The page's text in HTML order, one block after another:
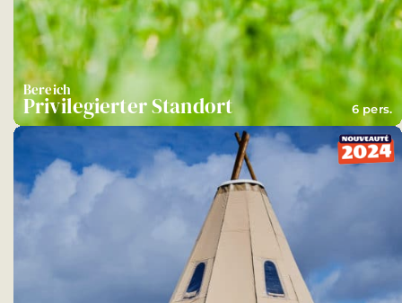
Bereich
Privilegierter Standort 6 pers.